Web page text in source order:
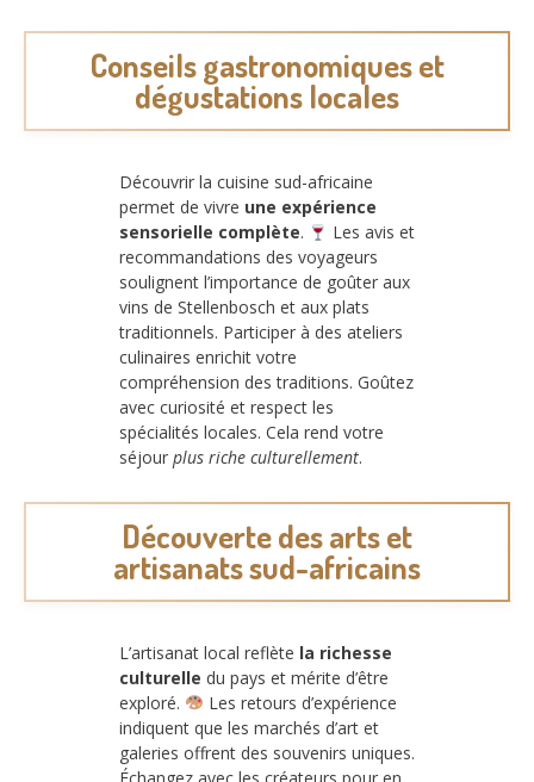
Conseils gastronomiques et
dégustations locales
Découvrir la cuisine sud-africaine
permet de vivre une expérience
sensorielle complète.
Les avis et
recommandations des voyageurs
soulignent l’importance de goûter aux
vins de Stellenbosch et aux plats
traditionnels. Participer à des ateliers
culinaires enrichit votre
compréhension des traditions. Goûtez
avec curiosité et respect les
spécialités locales. Cela rend votre
séjour plus riche culturellement.
Découverte des arts et
artisanats sud-africains
L’artisanat local reflète la richesse
culturelle du pays et mérite d’être
exploré.
Les retours d’expérience
indiquent que les marchés d’art et
galeries offrent des souvenirs uniques.